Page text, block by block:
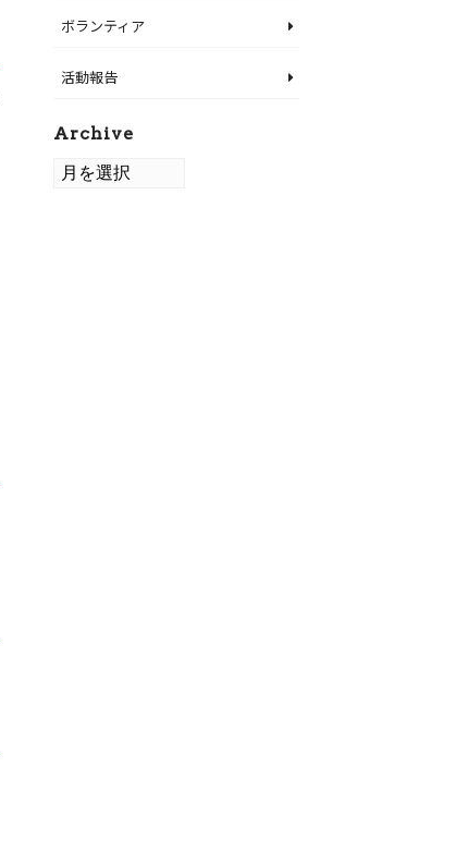
ボランティア
活動報告
Archive